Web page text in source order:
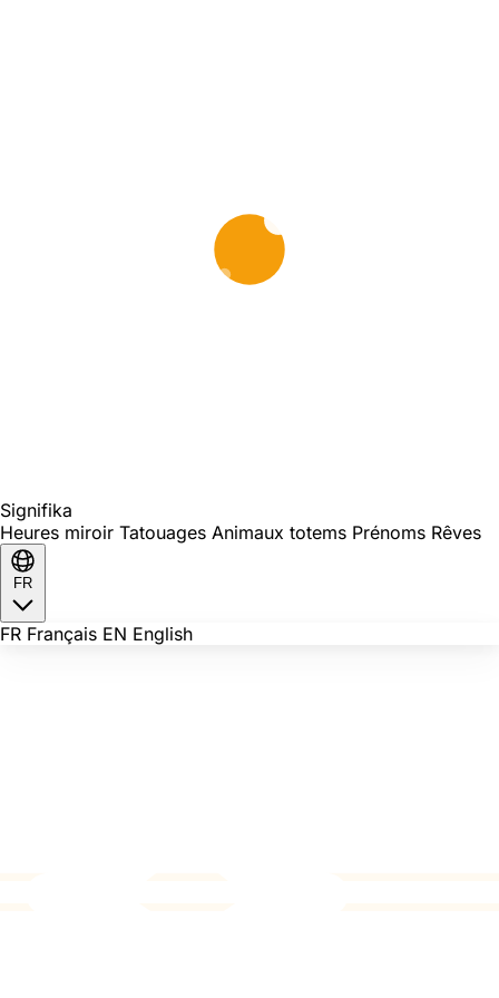
Signifika
Heures miroir Tatouages Animaux totems Prénoms Rêves
FR
FR Français EN English